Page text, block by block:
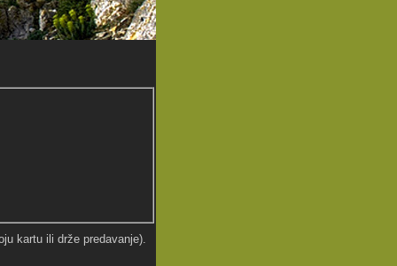
kartu ili drže predavanje).